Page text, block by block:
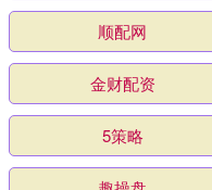
顺配网
金财配资
5策略